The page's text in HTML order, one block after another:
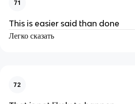
71
This is easier said than done
Легко сказать
72